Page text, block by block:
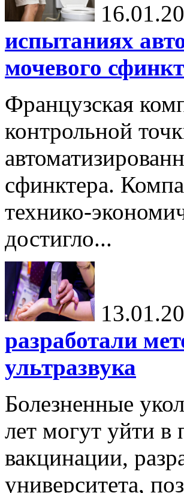
испытаниях
мочевого
Французская
контрольной
сфинктера.
технико-
достигло...
разработали
ультразвука
Болезненные
лет могут уйти
вакцинации,
университета,